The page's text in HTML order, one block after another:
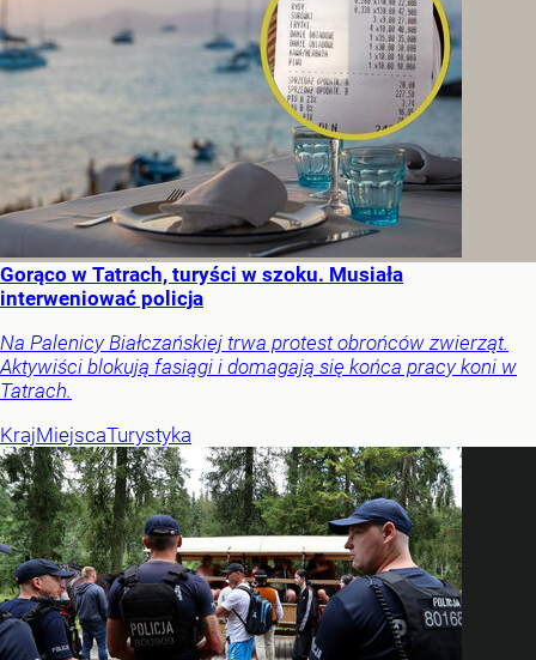
Gorąco w Tatrach, turyści w szoku. Musiała
interweniować policja
Na Palenicy Białczańskiej trwa protest obrońców zwierząt.
Aktywiści blokują fasiągi i domagają się końca pracy koni w
Tatrach.
KrajMiejscaTurystyka